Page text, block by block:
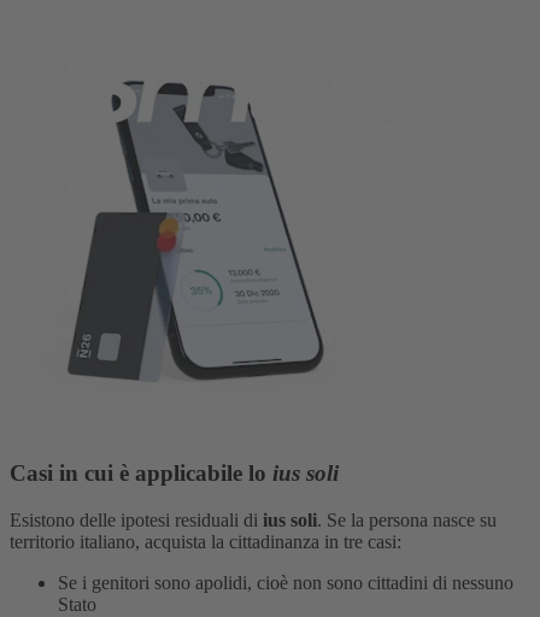
Casi in cui è applicabile lo ius soli
Esistono delle ipotesi residuali di ius soli. Se la persona nasce su
territorio italiano, acquista la cittadinanza in tre casi:
Se i genitori sono apolidi, cioè non sono cittadini di nessuno
Stato